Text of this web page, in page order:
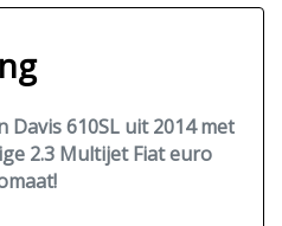
trekhaak
Davis 610SL uit 2014 met
2.3 Multijet Fiat euro